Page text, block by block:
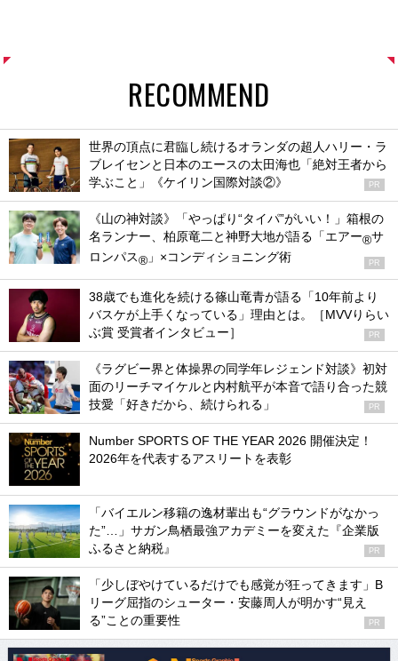
RECOMMEND
世界の頂点に君臨し続けるオランダの超人ハリー・ラ
ブレイセンと日本のエースの太田海也「絶対王者から
学ぶこと」《ケイリン国際対談②》
PR
《山の神対談》「やっぱり“タイパ”がいい！」箱根の
名ランナー、柏原竜二と神野大地が語る「エアー®サ
ロンパス® 」×コンディショニング術 PR
38歳でも進化を続ける篠山竜青が語る「10年前より
バスケが上手くなっている」理由とは。［MVVりらい
ぶ賞 受賞者インタビュー］
PR
《ラグビー界と体操界の同学年レジェンド対談》初対
面のリーチマイケルと内村航平が本音で語り合った競
技愛「好きだから、続けられる」
PR
Number SPORTS OF THE YEAR 2026 開催決定！
2026年を代表するアスリートを表彰
「バイエルン移籍の逸材輩出も“グラウンドがなかっ
た”…」サガン鳥栖最強アカデミーを変えた『企業版
ふるさと納税』
PR
「少しぼやけているだけでも感覚が狂ってきます」B
リーグ屈指のシューター・安藤周人が明かす“見え
る”ことの重要性
PR